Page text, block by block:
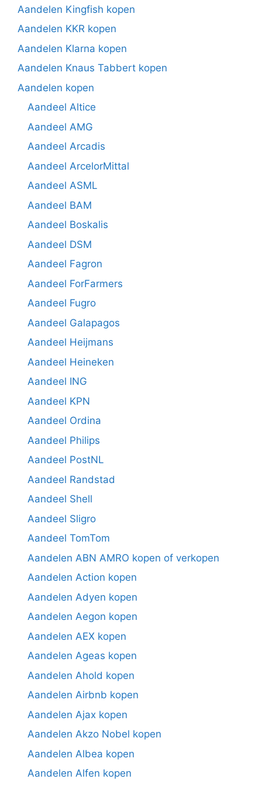
Aandelen Kingfish kopen
Aandelen KKR kopen
Aandelen Klarna kopen
Aandelen Knaus Tabbert kopen
Aandelen kopen
Aandeel Altice
Aandeel AMG
Aandeel Arcadis
Aandeel ArcelorMittal
Aandeel ASML
Aandeel BAM
Aandeel Boskalis
Aandeel DSM
Aandeel Fagron
Aandeel ForFarmers
Aandeel Fugro
Aandeel Galapagos
Aandeel Heijmans
Aandeel Heineken
Aandeel ING
Aandeel KPN
Aandeel Ordina
Aandeel Philips
Aandeel PostNL
Aandeel Randstad
Aandeel Shell
Aandeel Sligro
Aandeel TomTom
Aandelen ABN AMRO kopen of verkopen
Aandelen Action kopen
Aandelen Adyen kopen
Aandelen Aegon kopen
Aandelen AEX kopen
Aandelen Ageas kopen
Aandelen Ahold kopen
Aandelen Airbnb kopen
Aandelen Ajax kopen
Aandelen Akzo Nobel kopen
Aandelen Albea kopen
Aandelen Alfen kopen